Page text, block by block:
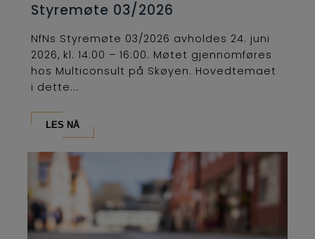
Styremøte 03/2026
NfNs Styremøte 03/2026 avholdes 24. juni
2026, kl. 14:00 – 16:00. Møtet gjennomføres
hos Multiconsult på Skøyen. Hovedtemaet
i dette...
LES NÅ